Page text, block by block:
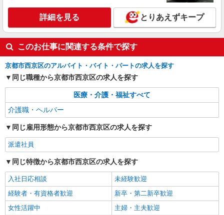
ホームヘルパー（訪問介護員）（身体専任）
時給2,180円〜2,640円（経験・能力等による）
＜給与補足＞★6:00〜8:00、18:00〜20:00時給
UP！ 時給2,509円〜 ★日曜日はさらにUP！ 時給
2,640円〜
京都府京都市西京区御陵鴫谷9-5
キープ 詳細を見る
詳細を見る とりあえずキープ
このお仕事に関連する条件で探す
京都市西京区のアルバイト・バイト・パートの求人を探す
同じ職種から京都市西京区の求人を探す
医療・介護・福祉すべて
介護職・ヘルパー
同じ雇用形態から京都市西京区の求人を探す
派遣社員
同じ特徴から京都市西京区の求人を探す
入社日応相談
未経験歓迎
経験者・有資格者歓迎
新卒・第二新卒歓迎
女性活躍中
主婦・主夫歓迎